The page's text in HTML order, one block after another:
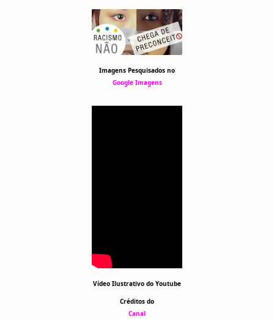
Imagens Pesquisados no
Google Imagens
Vídeo Ilustrativo do Youtube
Créditos do
Canal